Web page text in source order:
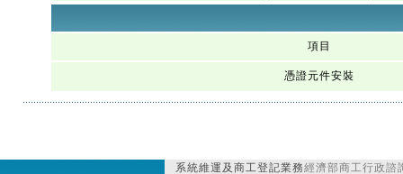
項目
憑證元件安裝
系統維運及商工登記業務經濟部商工行